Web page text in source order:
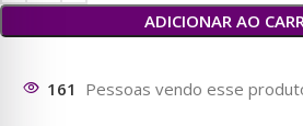
ADICIONAR AO
161 Pessoas vendo esse